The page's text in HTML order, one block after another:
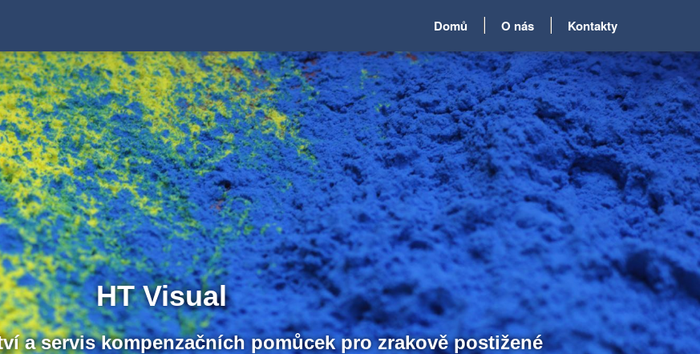
Domů O nás Kontakty
HT Visual
a servis kompenzačních pomůcek pro zrakově postižené